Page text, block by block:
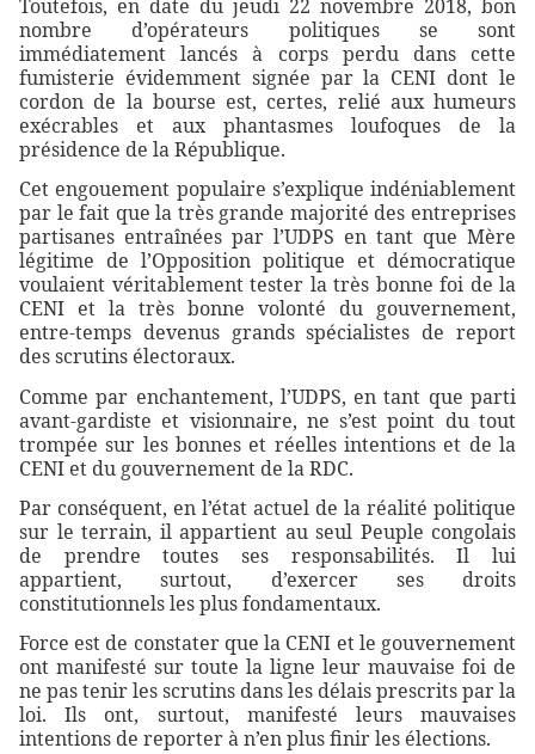
Toutefois, en date du jeudi 22 novembre 2018, bon
nombre d’opérateurs politiques se sont
immédiatement lancés à corps perdu dans cette
fumisterie évidemment signée par la CENI dont le
cordon de la bourse est, certes, relié aux humeurs
exécrables et aux phantasmes loufoques de la
présidence de la République.
Cet engouement populaire s’explique indéniablement
par le fait que la très grande majorité des entreprises
partisanes entraînées par l’UDPS en tant que Mère
légitime de l’Opposition politique et démocratique
voulaient véritablement tester la très bonne foi de la
CENI et la très bonne volonté du gouvernement,
entre-temps devenus grands spécialistes de report
des scrutins électoraux.
Comme par enchantement, l’UDPS, en tant que parti
avant-gardiste et visionnaire, ne s’est point du tout
trompée sur les bonnes et réelles intentions et de la
CENI et du gouvernement de la RDC.
Par conséquent, en l’état actuel de la réalité politique
sur le terrain, il appartient au seul Peuple congolais
de prendre toutes ses responsabilités. Il lui
appartient, surtout, d’exercer ses droits
constitutionnels les plus fondamentaux.
Force est de constater que la CENI et le gouvernement
ont manifesté sur toute la ligne leur mauvaise foi de
ne pas tenir les scrutins dans les délais prescrits par la
loi. Ils ont, surtout, manifesté leurs mauvaises
intentions de reporter à n’en plus finir les élections.